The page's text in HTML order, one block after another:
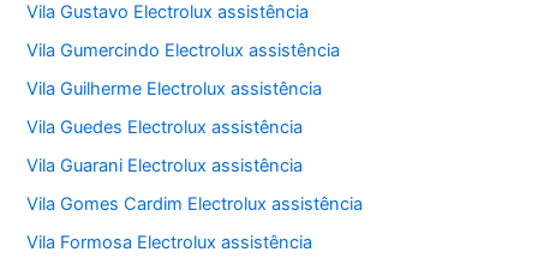
Vila Gustavo Electrolux assistência
Vila Gumercindo Electrolux assistência
Vila Guilherme Electrolux assistência
Vila Guedes Electrolux assistência
Vila Guarani Electrolux assistência
Vila Gomes Cardim Electrolux assistência
Vila Formosa Electrolux assistência